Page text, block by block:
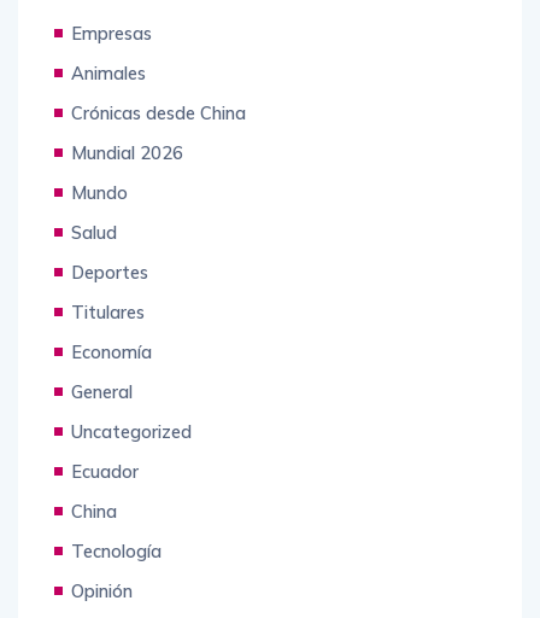
Empresas
Animales
Crónicas desde China
Mundial 2026
Mundo
Salud
Deportes
Titulares
Economía
General
Uncategorized
Ecuador
China
Tecnología
Opinión